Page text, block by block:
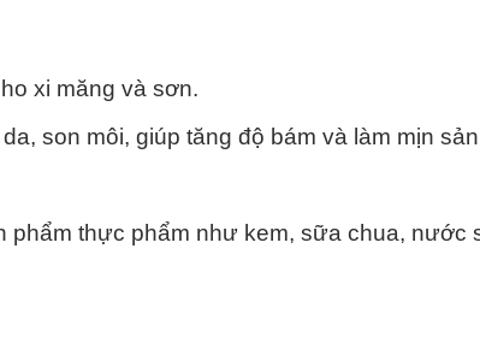
xi măng và sơn.
son môi, giúp tăng độ bám và làm mịn
thực phẩm như kem, sữa chua, nước